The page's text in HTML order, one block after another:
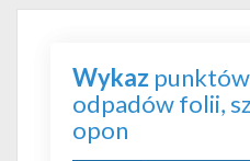
Wykaz
odpadów folii,
opon